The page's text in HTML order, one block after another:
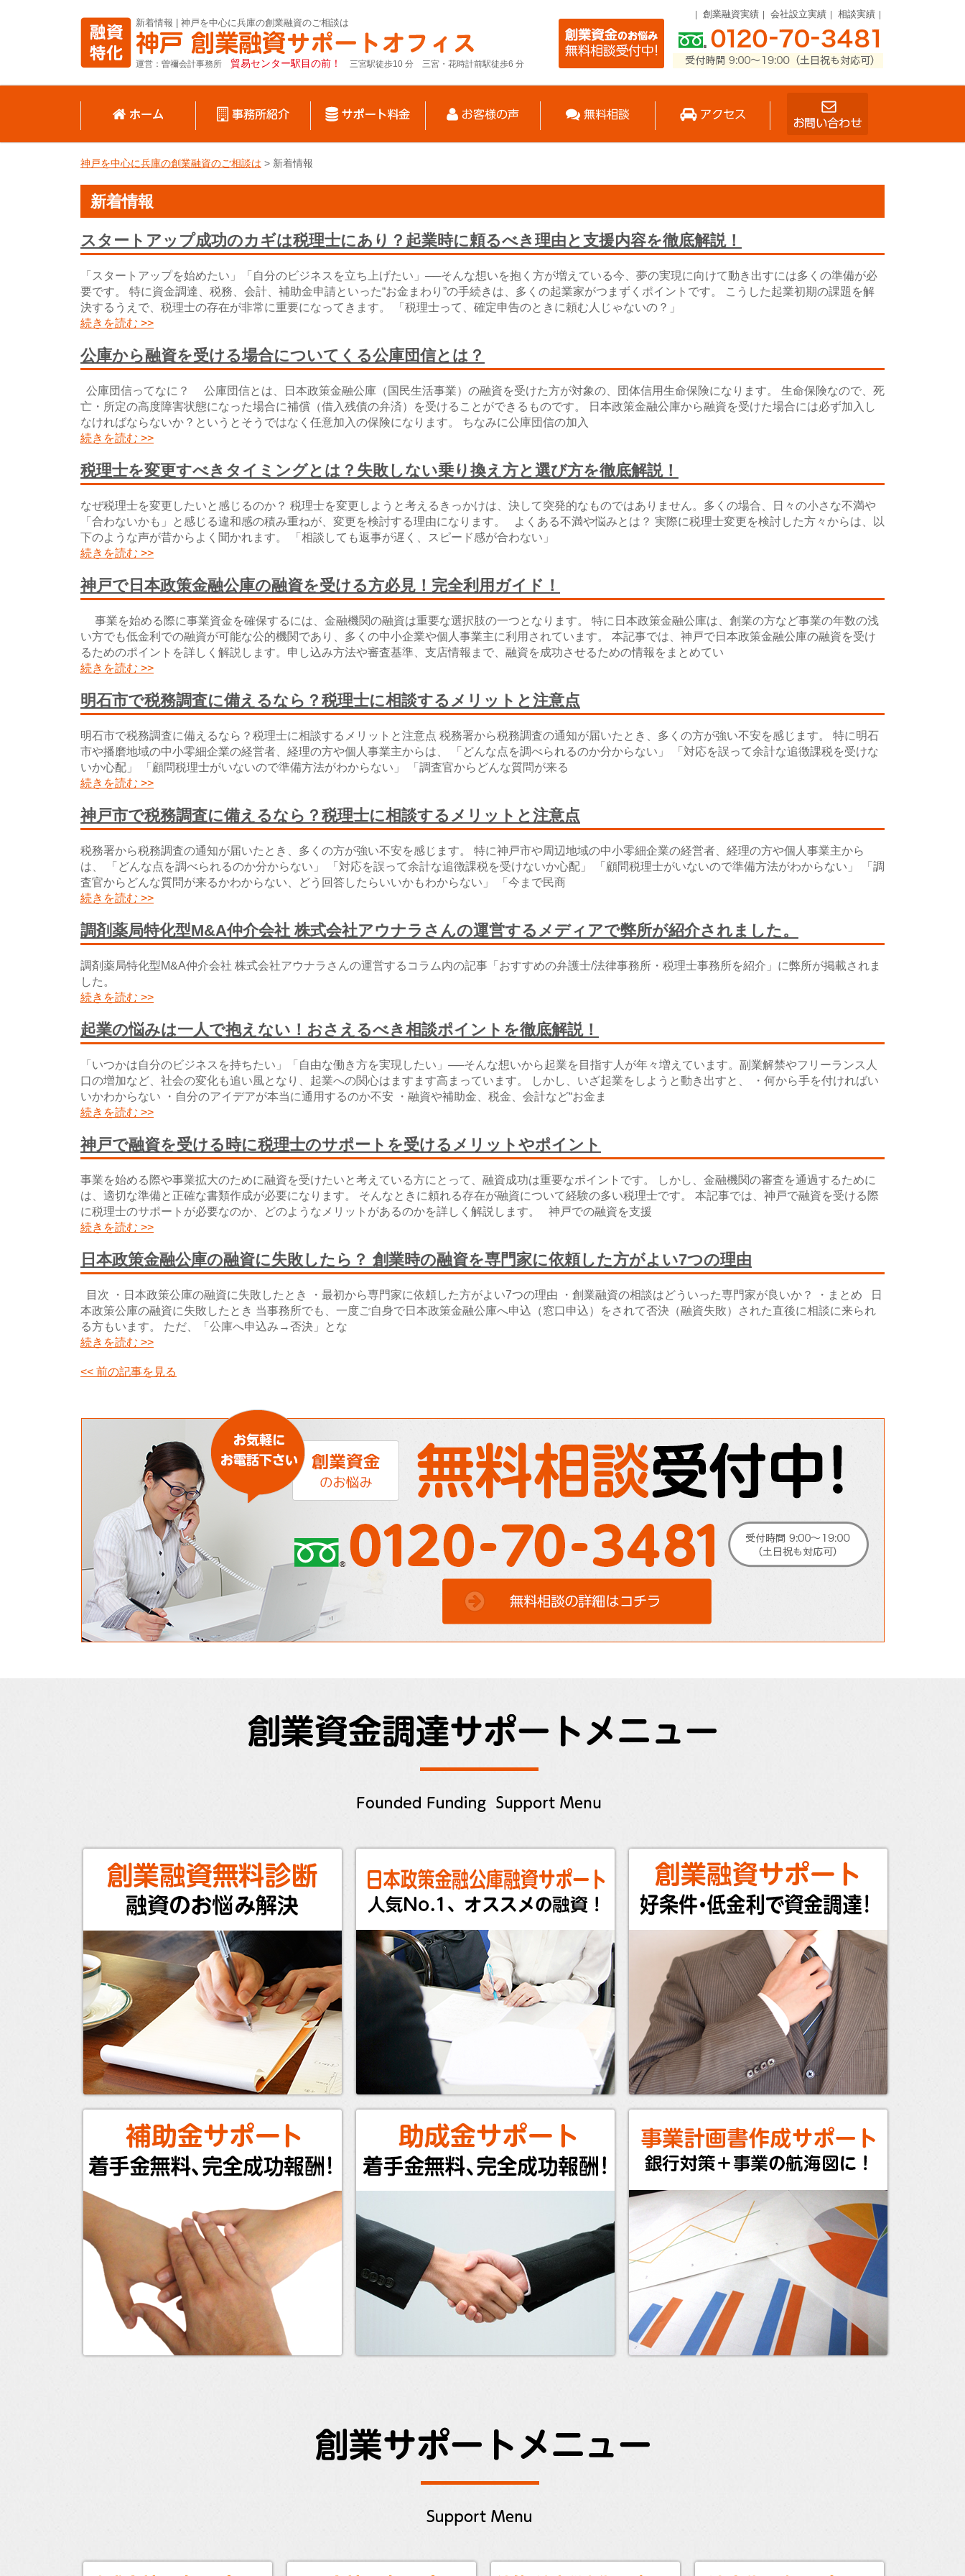
新着情報 | 神戸を中心に兵庫の創業融資のご相談は
運営：曽禰会計事務所 貿易センター駅目の前！ 三宮駅徒歩10 分 三宮・花時計前駅徒歩6 分
創業融資実績 会社設立実績 相談実績
神戸を中心に兵庫の創業融資のご相談は > 新着情報
新着情報
スタートアップ成功のカギは税理士にあり？起業時に頼るべき理由と支援内容を徹底解説！
「スタートアップを始めたい」「自分のビジネスを立ち上げたい」──そんな想いを抱く方が増えている今、夢の実現に向けて動き出すには多くの準備が必
要です。 特に資金調達、税務、会計、補助金申請といった“お金まわり”の手続きは、多くの起業家がつまずくポイントです。 こうした起業初期の課題を解
決するうえで、税理士の存在が非常に重要になってきます。 「税理士って、確定申告のときに頼む人じゃないの？」
続きを読む >>
公庫から融資を受ける場合についてくる公庫団信とは？
公庫団信ってなに？ 公庫団信とは、日本政策金融公庫（国民生活事業）の融資を受けた方が対象の、団体信用生命保険になります。 生命保険なので、死
亡・所定の高度障害状態になった場合に補償（借入残債の弁済）を受けることができるものです。 日本政策金融公庫から融資を受けた場合には必ず加入し
なければならないか？というとそうではなく任意加入の保険になります。 ちなみに公庫団信の加入
続きを読む >>
税理士を変更すべきタイミングとは？失敗しない乗り換え方と選び方を徹底解説！
なぜ税理士を変更したいと感じるのか？ 税理士を変更しようと考えるきっかけは、決して突発的なものではありません。多くの場合、日々の小さな不満や
「合わないかも」と感じる違和感の積み重ねが、変更を検討する理由になります。 よくある不満や悩みとは？ 実際に税理士変更を検討した方々からは、以
下のような声が昔からよく聞かれます。 「相談しても返事が遅く、スピード感が合わない」
続きを読む >>
神戸で日本政策金融公庫の融資を受ける方必見！完全利用ガイド！
事業を始める際に事業資金を確保するには、金融機関の融資は重要な選択肢の一つとなります。 特に日本政策金融公庫は、創業の方など事業の年数の浅
い方でも低金利での融資が可能な公的機関であり、多くの中小企業や個人事業主に利用されています。 本記事では、神戸で日本政策金融公庫の融資を受け
るためのポイントを詳しく解説します。申し込み方法や審査基準、支店情報まで、融資を成功させるための情報をまとめてい
続きを読む >>
明石市で税務調査に備えるなら？税理士に相談するメリットと注意点
明石市で税務調査に備えるなら？税理士に相談するメリットと注意点 税務署から税務調査の通知が届いたとき、多くの方が強い不安を感じます。 特に明石
市や播磨地域の中小零細企業の経営者、経理の方や個人事業主からは、 「どんな点を調べられるのか分からない」 「対応を誤って余計な追徴課税を受けな
いか心配」 「顧問税理士がいないので準備方法がわからない」 「調査官からどんな質問が来る
続きを読む >>
神戸市で税務調査に備えるなら？税理士に相談するメリットと注意点
税務署から税務調査の通知が届いたとき、多くの方が強い不安を感じます。 特に神戸市や周辺地域の中小零細企業の経営者、経理の方や個人事業主から
は、 「どんな点を調べられるのか分からない」 「対応を誤って余計な追徴課税を受けないか心配」 「顧問税理士がいないので準備方法がわからない」 「調
査官からどんな質問が来るかわからない、どう回答したらいいかもわからない」 「今まで民商
続きを読む >>
調剤薬局特化型M&A仲介会社 株式会社アウナラさんの運営するメディアで弊所が紹介されました。
調剤薬局特化型M&A仲介会社 株式会社アウナラさんの運営するコラム内の記事「おすすめの弁護士/法律事務所・税理士事務所を紹介」に弊所が掲載されま
した。
続きを読む >>
起業の悩みは一人で抱えない！おさえるべき相談ポイントを徹底解説！
「いつかは自分のビジネスを持ちたい」「自由な働き方を実現したい」──そんな想いから起業を目指す人が年々増えています。副業解禁やフリーランス人
口の増加など、社会の変化も追い風となり、起業への関心はますます高まっています。 しかし、いざ起業をしようと動き出すと、 ・何から手を付ければい
いかわからない ・自分のアイデアが本当に通用するのか不安 ・融資や補助金、税金、会計など“お金ま
続きを読む >>
神戸で融資を受ける時に税理士のサポートを受けるメリットやポイント
事業を始める際や事業拡大のために融資を受けたいと考えている方にとって、融資成功は重要なポイントです。 しかし、金融機関の審査を通過するために
は、適切な準備と正確な書類作成が必要になります。 そんなときに頼れる存在が融資について経験の多い税理士です。 本記事では、神戸で融資を受ける際
に税理士のサポートが必要なのか、どのようなメリットがあるのかを詳しく解説します。 神戸での融資を支援
続きを読む >>
日本政策金融公庫の融資に失敗したら？ 創業時の融資を専門家に依頼した方がよい7つの理由
目次 ・日本政策公庫の融資に失敗したとき ・最初から専門家に依頼した方がよい7つの理由 ・創業融資の相談はどういった専門家が良いか？ ・まとめ 日
本政策公庫の融資に失敗したとき 当事務所でも、一度ご自身で日本政策金融公庫へ申込（窓口申込）をされて否決（融資失敗）された直後に相談に来られ
る方もいます。 ただ、「公庫へ申込み→否決」とな
続きを読む >>
<< 前の記事を見る